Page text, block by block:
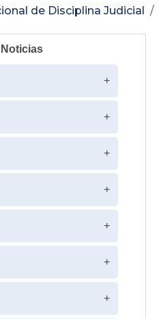
de Disciplina Judicial
+
+
+
+
+
+
+